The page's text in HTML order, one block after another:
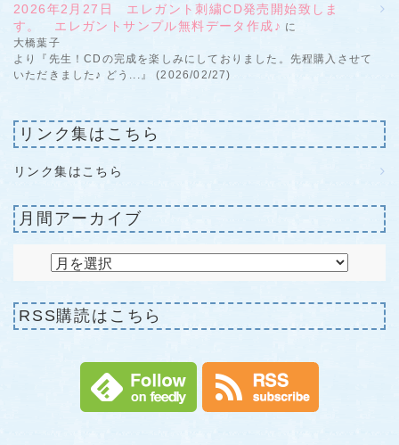
2026年2月27日 エレガント刺繍CD発売開始致しま
す。 エレガントサンプル無料データ作成♪ に
大橋葉子
より『先生！CDの完成を楽しみにしておりました。先程購入させて
いただきました♪ どう...』 (2026/02/27)
リンク集はこちら
リンク集はこちら
月間アーカイブ
RSS購読はこちら